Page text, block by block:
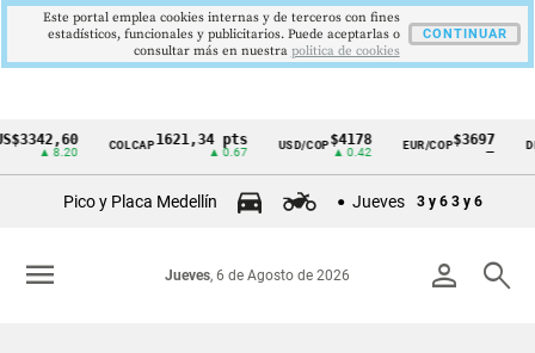
Cintillo
Colombia
▲ 8.20
COLCAP1621,34 pts
▲ 0.67
USD/COP$4178
▲ 0.42
EUR/COP$3697
Pico y Placa Medellín Jueves 3 y 6 3 y 6
person search
Jueves, 6 de Agosto de 2026
menu
Este portal emplea cookies internas y de terceros con fines
estadísticos, funcionales y publicitarios. Puede aceptarlas o
consultar más en nuestra politica de cookies
CONTINUAR